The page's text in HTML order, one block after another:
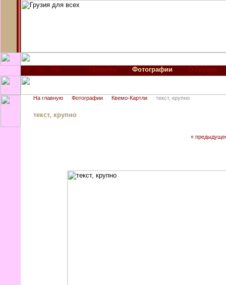
Новости Фотографии О Грузии
На главную Фотографии Квемо-Картли текст, крупно
текст, крупно
«